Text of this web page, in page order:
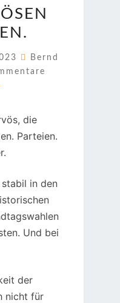
Bernd
die
Parteien.
in den
Und bei
der
nicht für